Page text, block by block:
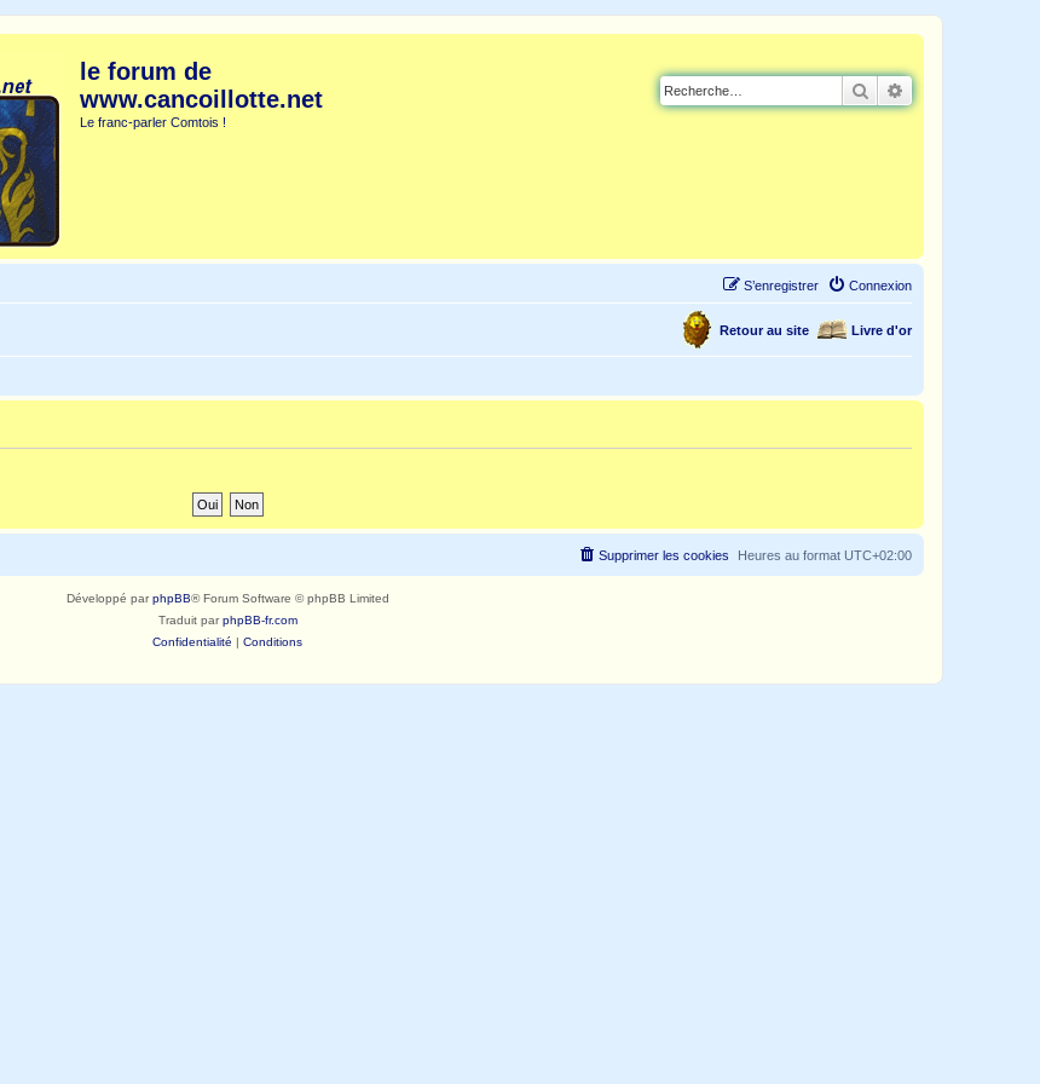
le forum de
www.cancoillotte.net
Le franc-parler Comtois !
Rechercher
Connexion
S’enregistrer
Livre d'or
Retour au site
Heures au format UTC+02:00
Supprimer les cookies
Développé parphpBB® Forum Software © phpBB Limited
Traduit parphpBB-fr.com
Confidentialité | Conditions